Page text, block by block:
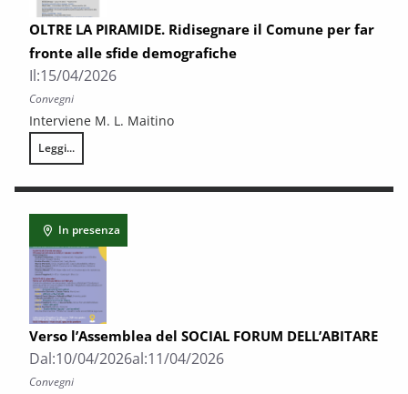
OLTRE LA PIRAMIDE. Ridisegnare il Comune per far
fronte alle sfide demografiche
Il:15/04/2026
Convegni
Interviene M. L. Maitino
Leggi...
OLTRE LA PIRAMIDE. Ridisegnare il Comune per far fronte alle sfide
In presenza
Verso l’Assemblea del SOCIAL FORUM DELL’ABITARE
Dal:10/04/2026al:11/04/2026
Convegni